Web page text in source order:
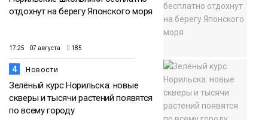
отдохнут на берегу Японского моря
17:25 07 августа 185
4 Новости
Зелёный курс Норильска: новые
скверы и тысячи растений появятся
по всему городу